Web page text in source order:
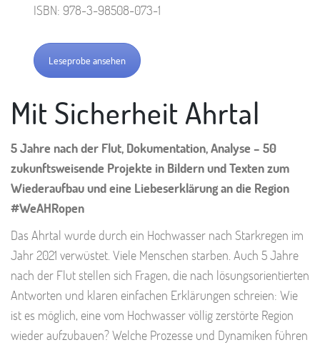
ISBN: 978-3-98508-073-1
Leseprobe ansehen
Mit Sicherheit Ahrtal
5 Jahre nach der Flut, Dokumentation, Analyse – 50
zukunftsweisende Projekte in Bildern und Texten zum
Wiederaufbau und eine Liebeserklärung an die Region
#WeAHRopen
Das Ahrtal wurde durch ein Hochwasser nach Starkregen im
Jahr 2021 verwüstet. Viele Menschen starben. Auch 5 Jahre
nach der Flut stellen sich Fragen, die nach lösungsorientierten
Antworten und klaren einfachen Erklärungen schreien: Wie
ist es möglich, eine vom Hochwasser völlig zerstörte Region
wieder aufzubauen? Welche Prozesse und Dynamiken führen